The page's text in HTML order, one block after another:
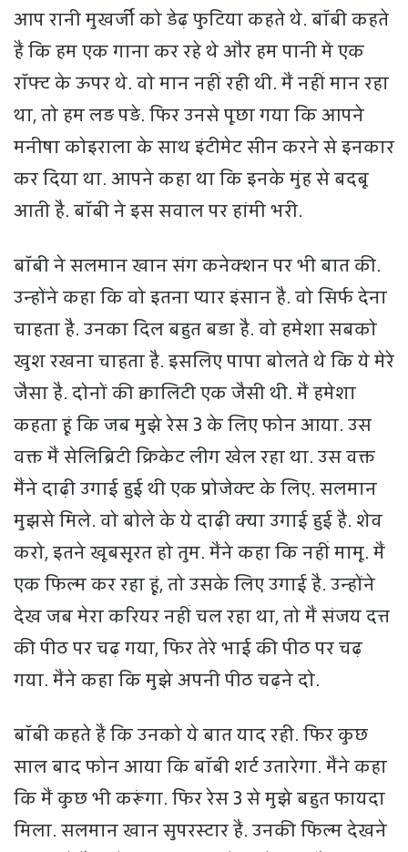
आप रानी मुखर्जी को डेढ़ फुटिया कहते थे. बॉबी कहते
हैं कि हम एक गाना कर रहे थे और हम पानी में एक
रॉफ्ट के ऊपर थे. वो मान नहीं रही थी. मैं नहीं मान रहा
था, तो हम लड़ पड़े. फिर उनसे पूछा गया कि आपने
मनीषा कोइराला के साथ इंटीमेट सीन करने से इनकार
कर दिया था. आपने कहा था कि इनके मुंह से बदबू
आती है. बॉबी ने इस सवाल पर हांमी भरी.
बॉबी ने सलमान खान संग कनेक्शन पर भी बात की.
उन्होंने कहा कि वो इतना प्यार इंसान है. वो सिर्फ देना
चाहता है. उनका दिल बहुत बड़ा है. वो हमेशा सबको
खुश रखना चाहता है. इसलिए पापा बोलते थे कि ये मेरे
जैसा है. दोनों की क्वालिटी एक जैसी थी. मैं हमेशा
कहता हूं कि जब मुझे रेस 3 के लिए फोन आया. उस
वक्त मैं सेलिब्रिटी क्रिकेट लीग खेल रहा था. उस वक्त
मैंने दाढ़ी उगाई हुई थी एक प्रोजेक्ट के लिए. सलमान
मुझसे मिले. वो बोले के ये दाढ़ी क्या उगाई हुई है. शेव
करो, इतने खूबसूरत हो तुम. मैंने कहा कि नहीं मामू. मैं
एक फिल्म कर रहा हूं, तो उसके लिए उगाई है. उन्होंने
देख जब मेरा करियर नहीं चल रहा था, तो मैं संजय दत्त
की पीठ पर चढ़ गया, फिर तेरे भाई की पीठ पर चढ़
गया. मैंने कहा कि मुझे अपनी पीठ चढ़ने दो.
बॉबी कहते हैं कि उनको ये बात याद रही. फिर कुछ
साल बाद फोन आया कि बॉबी शर्ट उतारेगा. मैंने कहा
कि मैं कुछ भी करूंगा. फिर रेस 3 से मुझे बहुत फायदा
मिला. सलमान खान सुपरस्टार हैं. उनकी फिल्म देखने